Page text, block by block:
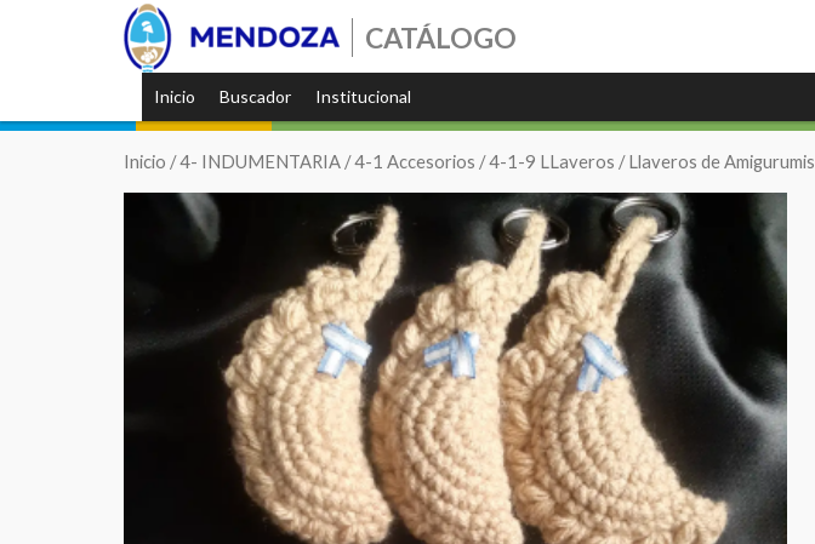
CATÁLOGO
Inicio Buscador Institucional
Inicio /4- INDUMENTARIA /4-1 Accesorios /4-1-9 LLaveros / Llaveros de Amigurumis